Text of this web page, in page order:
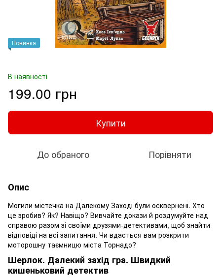
Новинка
В наявності
199.00 грн
Купити
До обраного Порівняти
Опис
Могили містечка на Далекому Заході були осквернені. Хто
це зробив? Як? Навіщо? Вивчайте докази й роздумуйте над
справою разом зі своїми друзями-детективами, щоб знайти
відповіді на всі запитання. Чи вдасться вам розкрити
моторошну таємницю міста Торнадо?
Шерлок. Далекий захід гра. Швидкий
кишеньковий детектив